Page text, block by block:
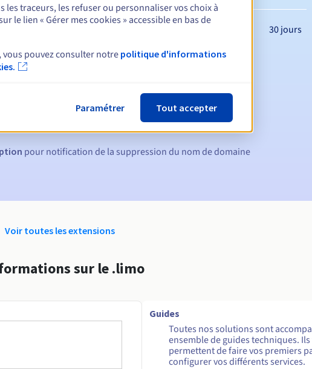
30 jours
de la suspension du nom de domaine
pour notification de la suppression du nom de domaine
Voir toutes les extensions
sur le .limo
Guides
Toutes nos solutions sont
ensemble de guides techniques. Ils
permettent de faire vos premiers
configurer vos différents services.
les traceurs, les refuser ou personnaliser vos choix à
le lien « Gérer mes cookies » accessible en bas de
pouvez consulter notre politique d'informations
Paramétrer Tout accepter